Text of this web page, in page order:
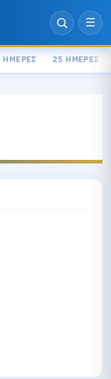
☰
ΗΜΈΡΕΣ 25 ΗΜΈΡΕΣ